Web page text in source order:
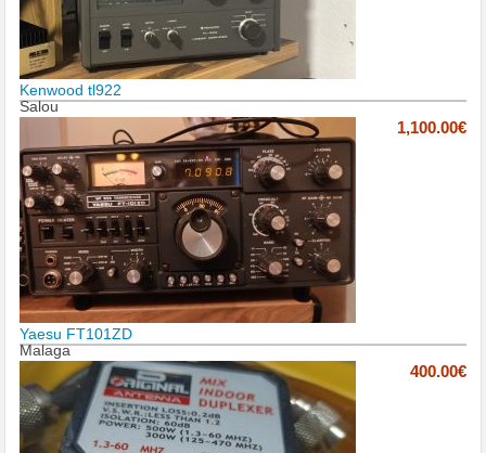
Kenwood tl922
Salou
1,100.00€
Yaesu FT101ZD
Malaga
400.00€